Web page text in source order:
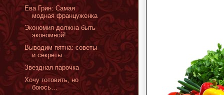
Ева Грин: Самая
модная француженка
Экономия должна быть
экономной!
Выводим пятна: советы
и секреты
Звездная парочка
Хочу готовить, но
боюсь…